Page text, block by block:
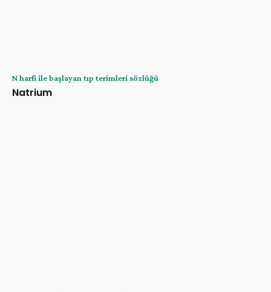
N harfi ile başlayan tıp terimleri sözlüğü
Natrium